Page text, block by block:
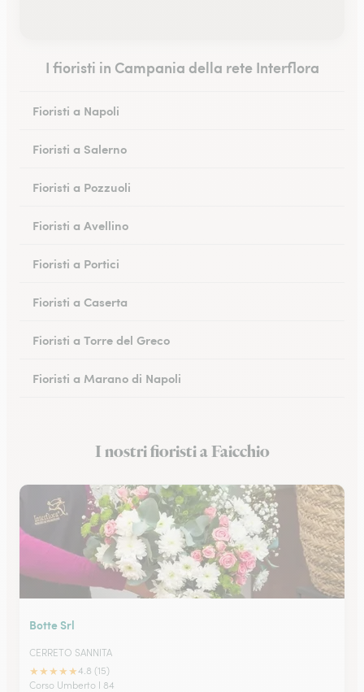
I fioristi in Campania della rete Interflora
Fioristi a Napoli
Fioristi a Salerno
Fioristi a Pozzuoli
Fioristi a Avellino
Fioristi a Portici
Fioristi a Caserta
Fioristi a Torre del Greco
Fioristi a Marano di Napoli
Fioristi a Castellammare di Stabia
I nostri fioristi a Faicchio
Botte Srl
CERRETO SANNITA
★★★★★4.8 (15)
Corso Umberto I 84